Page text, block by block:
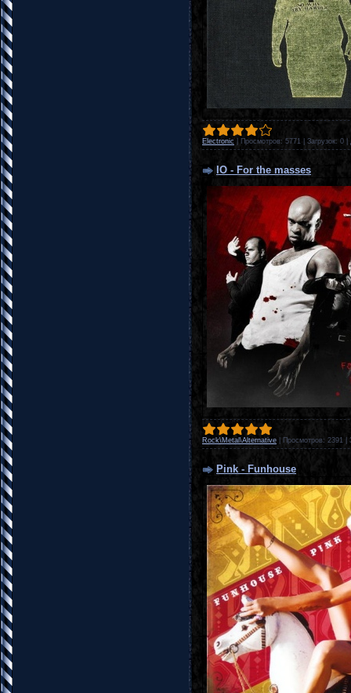
Electronic Просмотров: 5771 Загрузок: 0
IO - For the masses
Rock\Metal\Alternative Просмотров: 2391
Pink - Funhouse